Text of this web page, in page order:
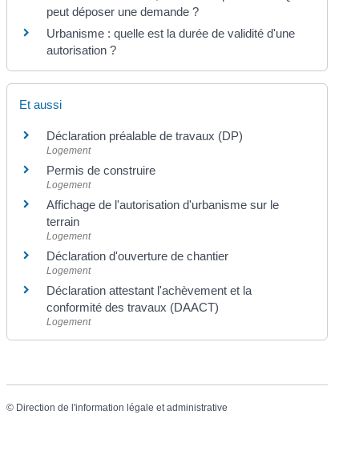
peut déposer une demande ?
Urbanisme : quelle est la durée de validité d'une
autorisation ?
Et aussi
Déclaration préalable de travaux (DP)
Logement
Permis de construire
Logement
Affichage de l'autorisation d'urbanisme sur le
terrain
Logement
Déclaration d'ouverture de chantier
Logement
Déclaration attestant l'achèvement et la
conformité des travaux (DAACT)
Logement
© Direction de l'information légale et administrative